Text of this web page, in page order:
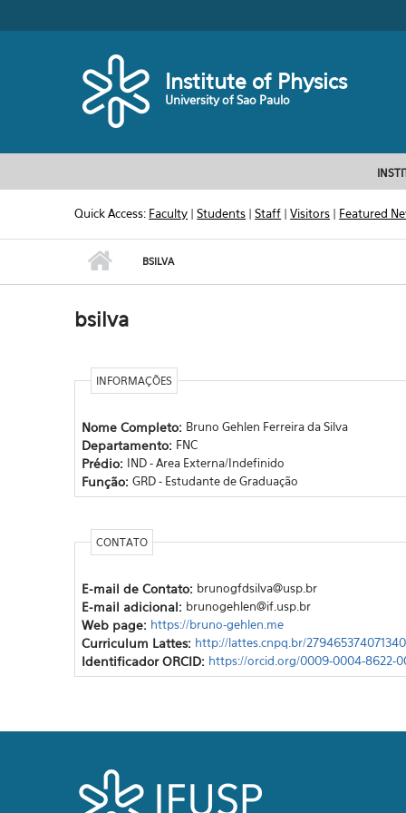
Institute of Physics
University of Sao Paulo
Quick Access: Faculty |Students |Staff |Visitors | Featured
BSILVA
bsilva
INFORMAÇÕES
Nome Completo: Bruno Gehlen Ferreira da Silva
Departamento: FNC
Prédio: IND - Area Externa/Indefinido
Função: GRD - Estudante de Graduação
CONTATO
E-mail de Contato: brunogfdsilva@usp.br
E-mail adicional: brunogehlen@if.usp.br
Web page: https://bruno-gehlen.me
Curriculum Lattes: http://lattes.cnpq.br/
Identificador ORCID: https://orcid.org/0009-0004-8622-